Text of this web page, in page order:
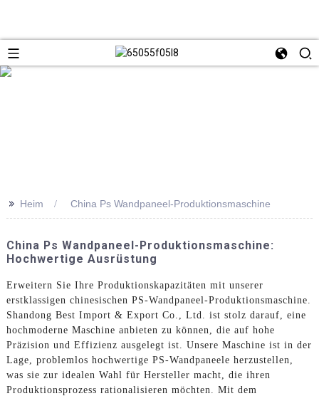
>> Heim China Ps Wandpaneel-Produktionsmaschine
China Ps Wandpaneel-Produktionsmaschine:
Hochwertige Ausrüstung
Erweitern Sie Ihre Produktionskapazitäten mit unserer
erstklassigen chinesischen PS-Wandpaneel-Produktionsmaschine.
Shandong Best Import & Export Co., Ltd. ist stolz darauf, eine
hochmoderne Maschine anbieten zu können, die auf hohe
Präzision und Effizienz ausgelegt ist. Unsere Maschine ist in der
Lage, problemlos hochwertige PS-Wandpaneele herzustellen,
was sie zur idealen Wahl für Hersteller macht, die ihren
Produktionsprozess rationalisieren möchten. Mit dem